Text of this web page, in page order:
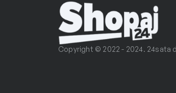
Copyright © 2022 - 2024. 24sata